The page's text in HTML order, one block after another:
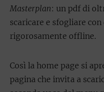
Masterplan: un pdf di
scaricare e sfogliare
rigorosamente offline.
Così la home page si
pagina che invita a